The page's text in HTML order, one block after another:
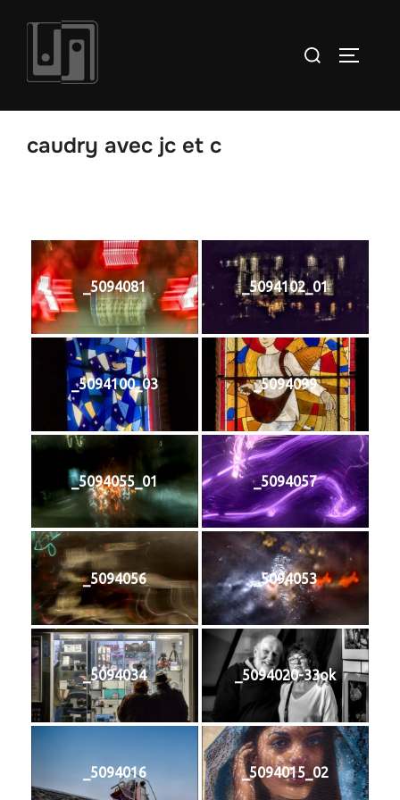
contenu
Rechercher :
caudry avec jc et c
_5094081 _5094102_01
_5094100_03 _5094099
_5094055_01 _5094057
_5094056 _5094053
_5094034 _5094020-33ok
_5094016 _5094015_02